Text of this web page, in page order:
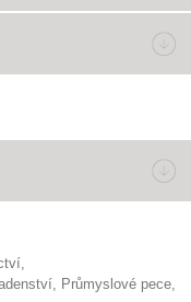
průmyslové pece